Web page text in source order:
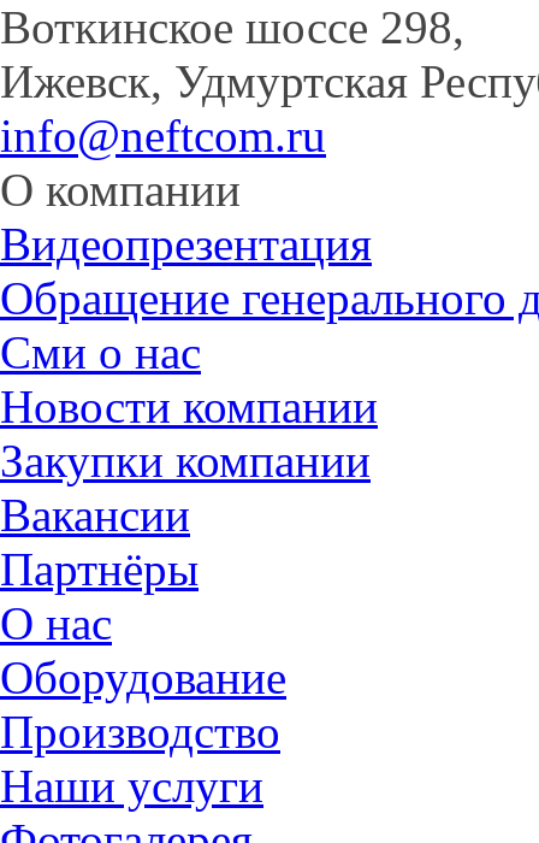
Воткинское шоссе 298,
Ижевск, Удмуртская
info@neftcom.ru
О компании
Видеопрезентация
Обращение генерального
Сми о нас
Новости компании
Закупки компании
Вакансии
Партнёры
О нас
Оборудование
Производство
Наши услуги